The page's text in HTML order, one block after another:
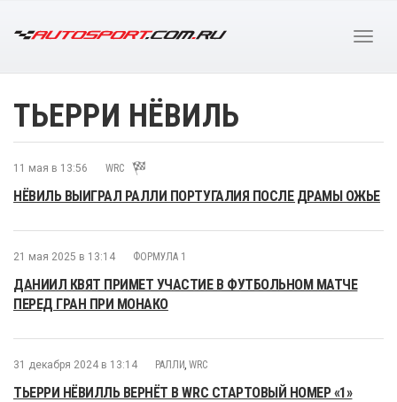
ТЬЕРРИ НЁВИЛЬ
11 мая в 13:56 WRC
НЁВИЛЬ ВЫИГРАЛ РАЛЛИ ПОРТУГАЛИЯ ПОСЛЕ ДРАМЫ ОЖЬЕ
21 мая 2025 в 13:14 ФОРМУЛА 1
ДАНИИЛ КВЯТ ПРИМЕТ УЧАСТИЕ В ФУТБОЛЬНОМ МАТЧЕ
ПЕРЕД ГРАН ПРИ МОНАКО
31 декабря 2024 в 13:14 РАЛЛИ,WRC
ТЬЕРРИ НЁВИЛЛЬ ВЕРНЁТ В WRC СТАРТОВЫЙ НОМЕР «1»